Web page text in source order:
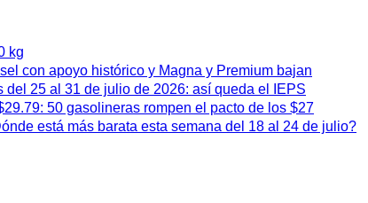
kg
con apoyo histórico y Magna y Premium bajan
25 al 31 de julio de 2026: así queda el IEPS
50 gasolineras rompen el pacto de los $27
está más barata esta semana del 18 al 24 de julio?